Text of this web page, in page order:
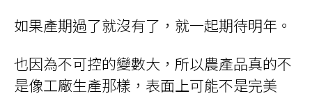
如果產期過了就沒有了，就一起期待明年。
也因為不可控的變數大，所以農產品真的不
是像工廠生產那樣，表面上可能不是完美